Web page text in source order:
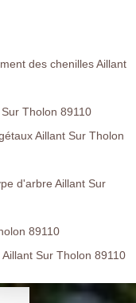
des chenilles Aillant
Tholon 89110
Aillant Sur Tholon
d'arbre Aillant Sur
89110
Sur Tholon 89110